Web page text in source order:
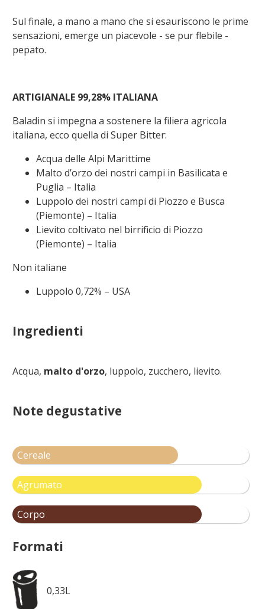
Sul finale, a mano a mano che si esauriscono le prime
sensazioni, emerge un piacevole - se pur flebile -
pepato.
ARTIGIANALE 99,28% ITALIANA
Baladin si impegna a sostenere la filiera agricola
italiana, ecco quella di Super Bitter:
Acqua delle Alpi Marittime
Malto d’orzo dei nostri campi in Basilicata e
Puglia – Italia
Luppolo dei nostri campi di Piozzo e Busca
(Piemonte) – Italia
Lievito coltivato nel birrificio di Piozzo
(Piemonte) – Italia
Non italiane
Luppolo 0,72% – USA
Ingredienti
Acqua, malto d'orzo, luppolo, zucchero, lievito.
Note degustative
Cereale
Agrumato
Corpo
Formati
0,33L